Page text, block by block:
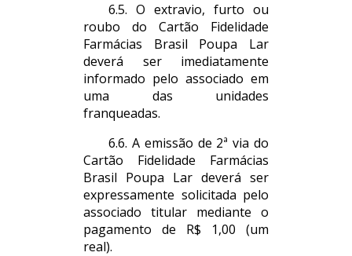
6.5. O extravio, furto ou
roubo do Cartão Fidelidade
Farmácias Brasil Poupa Lar
deverá ser imediatamente
informado pelo associado em
uma das unidades
franqueadas.
6.6. A emissão de 2ª via do
Cartão Fidelidade Farmácias
Brasil Poupa Lar deverá ser
expressamente solicitada pelo
associado titular mediante o
pagamento de R$ 1,00 (um
real).